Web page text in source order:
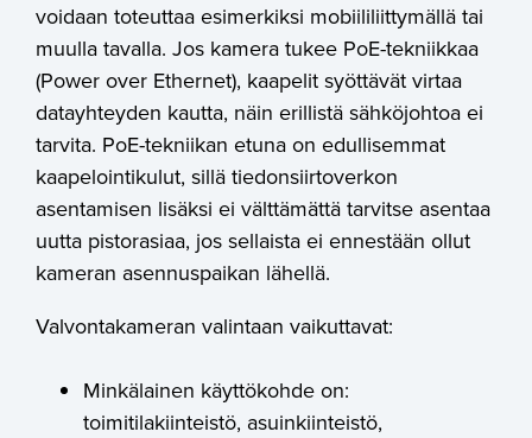
voidaan toteuttaa esimerkiksi mobiililiittymällä tai
muulla tavalla. Jos kamera tukee PoE-tekniikkaa
(Power over Ethernet), kaapelit syöttävät virtaa
datayhteyden kautta, näin erillistä sähköjohtoa ei
tarvita. PoE-tekniikan etuna on edullisemmat
kaapelointikulut, sillä tiedonsiirtoverkon
asentamisen lisäksi ei välttämättä tarvitse asentaa
uutta pistorasiaa, jos sellaista ei ennestään ollut
kameran asennuspaikan lähellä.
Valvontakameran valintaan vaikuttavat:
Minkälainen käyttökohde on:
toimitilakiinteistö, asuinkiinteistö,